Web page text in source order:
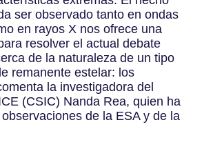
ser observado tanto en ondas
en rayos X nos ofrece una
resolver el actual debate
de la naturaleza de un tipo
remanente estelar: los
la investigadora del
(CSIC) Nanda Rea, quien ha
de la ESA y de la